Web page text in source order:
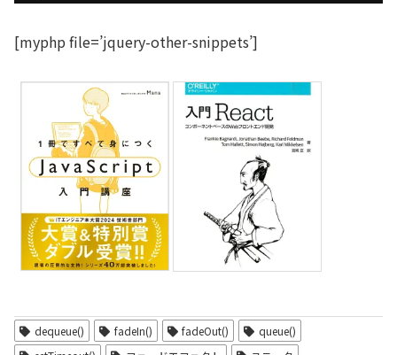
[myphp file=’jquery-other-snippets’]
dequeue() fadeIn() fadeOut()
queue()